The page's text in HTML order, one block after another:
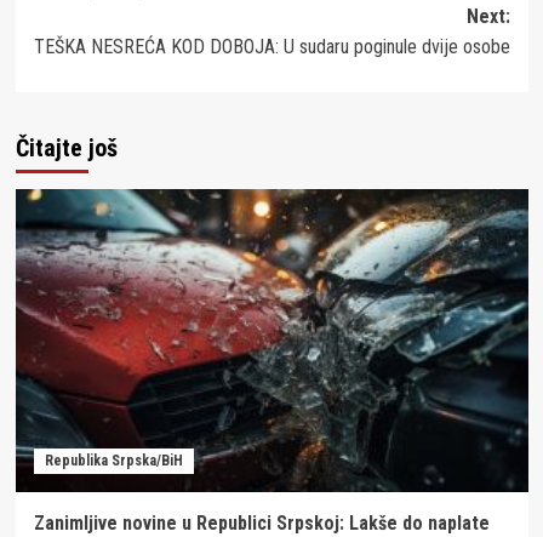
Next:
TEŠKA NESREĆA KOD DOBOJA: U sudaru poginule dvije osobe
Čitajte još
Republika Srpska/BiH
Zanimljive novine u Republici Srpskoj: Lakše do naplate